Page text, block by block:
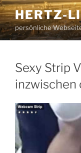
Zum
Inhalt
springen
HERTZ-
persönliche
Sexy Strip